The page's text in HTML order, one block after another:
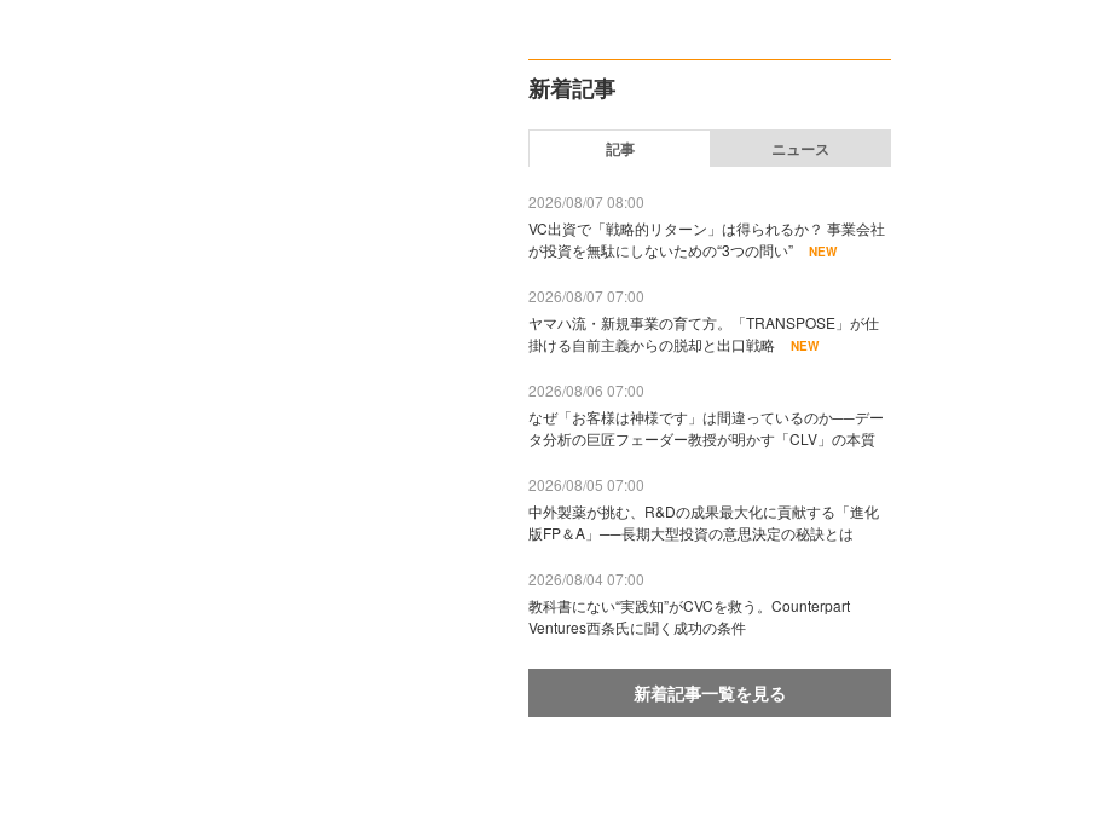
新着記事
記事 ニュース
2026/08/07 08:00
VC出資で「戦略的リターン」は得られるか？ 事業会社
が投資を無駄にしないための“3つの問い”
NEW
2026/08/07 07:00
ヤマハ流・新規事業の育て方。「TRANSPOSE」が仕
掛ける自前主義からの脱却と出口戦略
NEW
2026/08/06 07:00
なぜ「お客様は神様です」は間違っているのか──デー
タ分析の巨匠フェーダー教授が明かす「CLV」の本質
2026/08/05 07:00
中外製薬が挑む、R&Dの成果最大化に貢献する「進化
版FP＆A」──長期大型投資の意思決定の秘訣とは
2026/08/04 07:00
教科書にない“実践知”がCVCを救う。Counterpart
Ventures西条氏に聞く成功の条件
新着記事一覧を見る